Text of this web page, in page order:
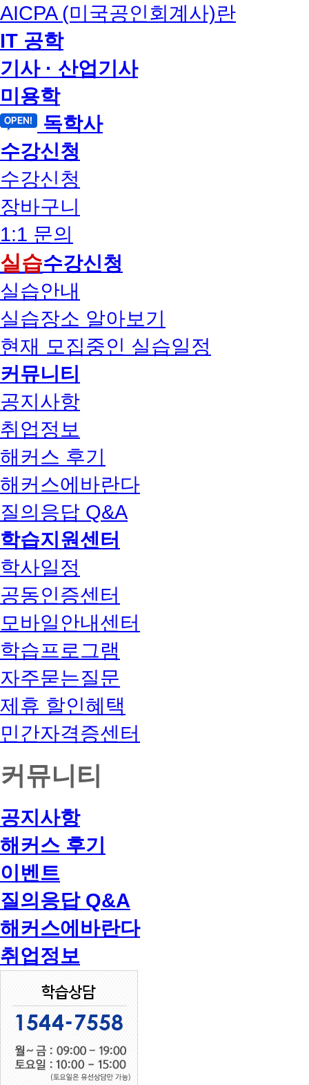
AICPA (미국공인회계사)란
IT 공학
기사 · 산업기사
미용학
독학사
수강신청
수강신청
장바구니
1:1 문의
실습수강신청
실습안내
실습장소 알아보기
현재 모집중인 실습일정
커뮤니티
공지사항
취업정보
해커스 후기
해커스에바란다
질의응답 Q&A
학습지원센터
학사일정
공동인증센터
모바일안내센터
학습프로그램
자주묻는질문
제휴 할인혜택
민간자격증센터
커뮤니티
공지사항
해커스 후기
이벤트
질의응답 Q&A
해커스에바란다
취업정보